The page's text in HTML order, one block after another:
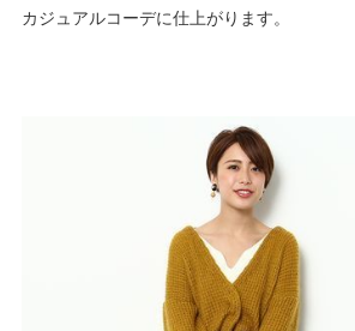
カジュアルコーデに仕上がります。